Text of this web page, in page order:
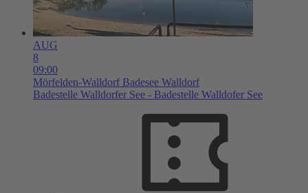
AUG
8
09:00
Mörfelden-Walldorf Badesee Walldorf
Badestelle Walldorfer See - Badestelle Walldofer See